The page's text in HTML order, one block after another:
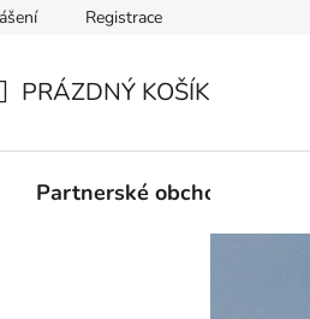
Registrace
KOŠÍK
PRÁZDNÝ KOŠÍK
Partnerské obchody